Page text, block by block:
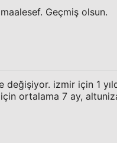
Geçmiş olsun.
değişiyor. izmir için 1
ortalama 7 ay,